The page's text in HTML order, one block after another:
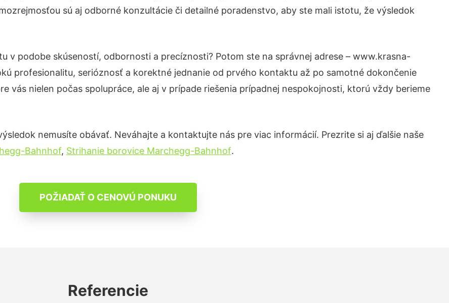
sú aj odborné konzultácie či detailné poradenstvo, aby ste mali istotu, že výsledok
v podobe skúseností, odbornosti a precíznosti? Potom ste na správnej adrese – www.krasna-
profesionalitu, serióznosť a korektné jednanie od prvého kontaktu až po samotné dokončenie
vás nielen počas spolupráce, ale aj v prípade riešenia prípadnej nespokojnosti, ktorú vždy berieme
nemusíte obávať. Neváhajte a kontaktujte nás pre viac informácií. Prezrite si aj ďalšie naše
Bahnhof, Strihanie borovice Marchegg-Bahnhof.
POŽIADAŤ O CENOVÚ PONUKU
Referencie